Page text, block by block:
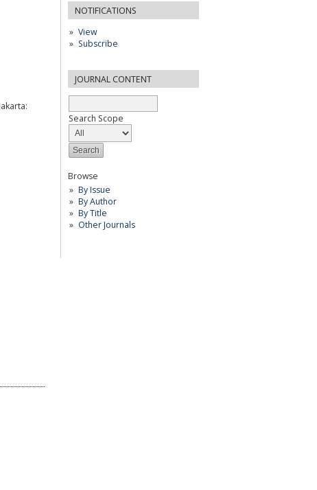
NOTIFICATIONS
View
Subscribe
JOURNAL CONTENT
Search Scope
Browse
By Issue
By Author
By Title
Other Journals